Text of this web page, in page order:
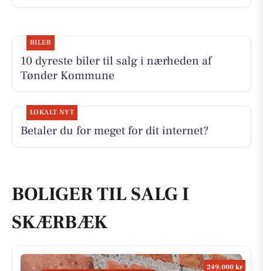
BILER
10 dyreste biler til salg i nærheden af
Tønder Kommune
LOKALT NYT
Betaler du for meget for dit internet?
BOLIGER TIL SALG I
SKÆRBÆK
249.000 kr